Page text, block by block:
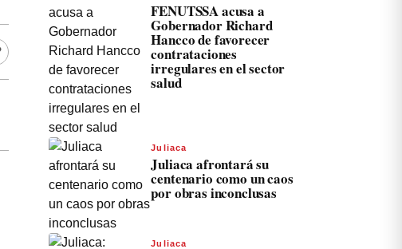
FENUTSSA acusa a
Gobernador Richard
Hancco de favorecer
contrataciones
irregulares en el sector
salud
Juliaca
Juliaca afrontará su
centenario como un caos
por obras inconclusas
Juliaca